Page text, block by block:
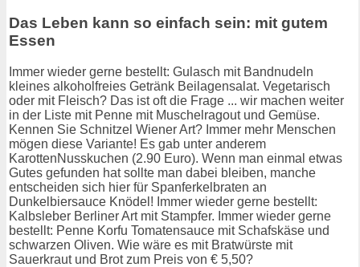
Das Leben kann so einfach sein: mit gutem
Essen
Immer wieder gerne bestellt: Gulasch mit Bandnudeln
kleines alkoholfreies Getränk Beilagensalat. Vegetarisch
oder mit Fleisch? Das ist oft die Frage ... wir machen weiter
in der Liste mit Penne mit Muschelragout und Gemüse.
Kennen Sie Schnitzel Wiener Art? Immer mehr Menschen
mögen diese Variante! Es gab unter anderem
KarottenNusskuchen (2.90 Euro). Wenn man einmal etwas
Gutes gefunden hat sollte man dabei bleiben, manche
entscheiden sich hier für Spanferkelbraten an
Dunkelbiersauce Knödel! Immer wieder gerne bestellt:
Kalbsleber Berliner Art mit Stampfer. Immer wieder gerne
bestellt: Penne Korfu Tomatensauce mit Schafskäse und
schwarzen Oliven. Wie wäre es mit Bratwürste mit
Sauerkraut und Brot zum Preis von € 5,50?